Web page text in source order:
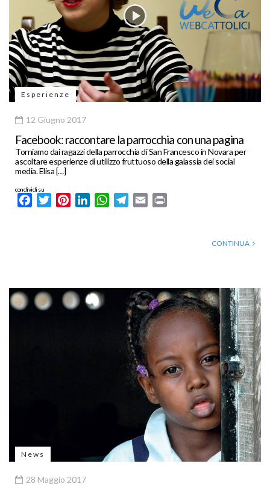
Esperienze
12 Giugno 2017
Facebook: raccontare la parrocchia con una pagina
Torniamo dai ragazzi della parrocchia di San Francesco in Novara per
ascoltare esperienze di utilizzo fruttuoso della galassia dei social
media. Elisa […]
condividi su
FacebookTwitterPinterestLinkedInWhatsApp
Telegram
Email
CONTINUA
News
28 Maggio 2017